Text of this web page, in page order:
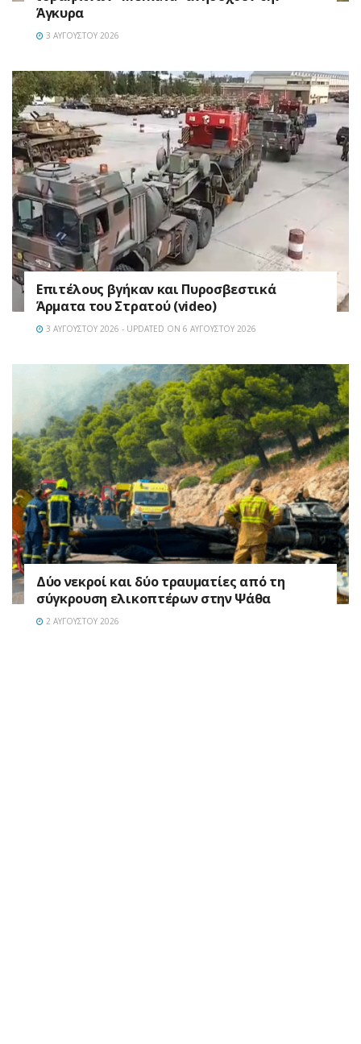
Άγκυρα
3 ΑΥΓΟΎΣΤΟΥ 2026
Επιτέλους βγήκαν και Πυροσβεστικά
Άρματα του Στρατού (video)
3 ΑΥΓΟΎΣΤΟΥ 2026 - UPDATED ON 6 ΑΥΓΟΎΣΤΟΥ 2026
Δύο νεκροί και δύο τραυματίες από τη
σύγκρουση ελικοπτέρων στην Ψάθα
2 ΑΥΓΟΎΣΤΟΥ 2026